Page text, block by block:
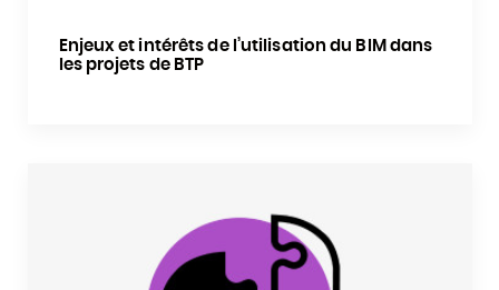
Enjeux et intérêts de l’utilisation du BIM dans
les projets de BTP